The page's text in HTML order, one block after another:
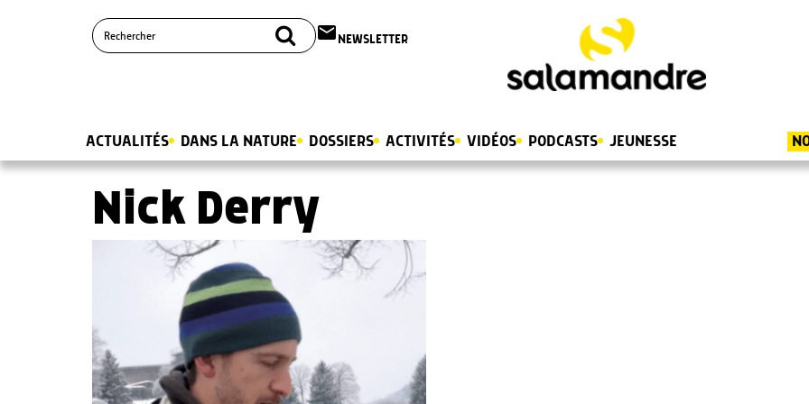
email NEWSLETTER
ACTUALITÉS DANS LA NATURE DOSSIERS ACTIVITÉS VIDÉOS PODCASTS JEUNESSE
Nick Derry